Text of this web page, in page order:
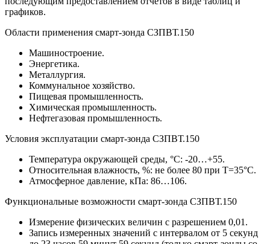
графиков.
Области применения смарт-зонда СЗПВТ.150
Машиностроение.
Энергетика.
Металлургия.
Коммунальное хозяйство.
Пищевая промышленность.
Химическая промышленность.
Нефтегазовая промышленность.
Условия эксплуатации cмарт-зонда СЗПВТ.150
Температура окружающей среды, °С: -20…+55.
Относительная влажность, %: не более 80 при T=35°С.
Атмосферное давление, кПа: 86…106.
Функциональные возможности cмарт-зонда СЗПВТ.150
Измерение физических величин с разрешением 0,01.
Запись измеренных значений с интервалом от 5 секунд